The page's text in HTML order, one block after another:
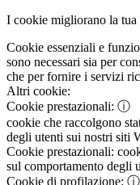
I cookie migliorano la tua
Cookie essenziali e
sono necessari sia per
che per fornire i servizi
Altri cookie:
Cookie prestazionali: ⓘ
cookie che raccolgono
degli utenti sui nostri siti
Cookie prestazionali:
sul comportamento degli
Cookie di profilazione: ⓘ